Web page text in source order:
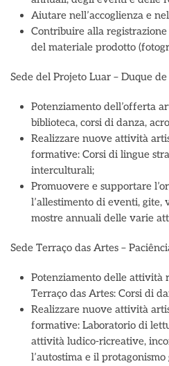
Aiutare nell’accoglienza e
Contribuire alla
del materiale prodotto
Sede del Projeto Luar – Duque de
Potenziamento dell’offerta
biblioteca, corsi di danza,
Realizzare nuove attività
formative: Corsi di lingue
interculturali;
Promuovere e supportare
l’allestimento di eventi, gite,
mostre annuali delle varie
Sede Terraço das Artes –
Potenziamento delle attività
Terraço das Artes: Corsi di
Realizzare nuove attività
formative: Laboratorio di
attività ludico-ricreative,
l’autostima e il